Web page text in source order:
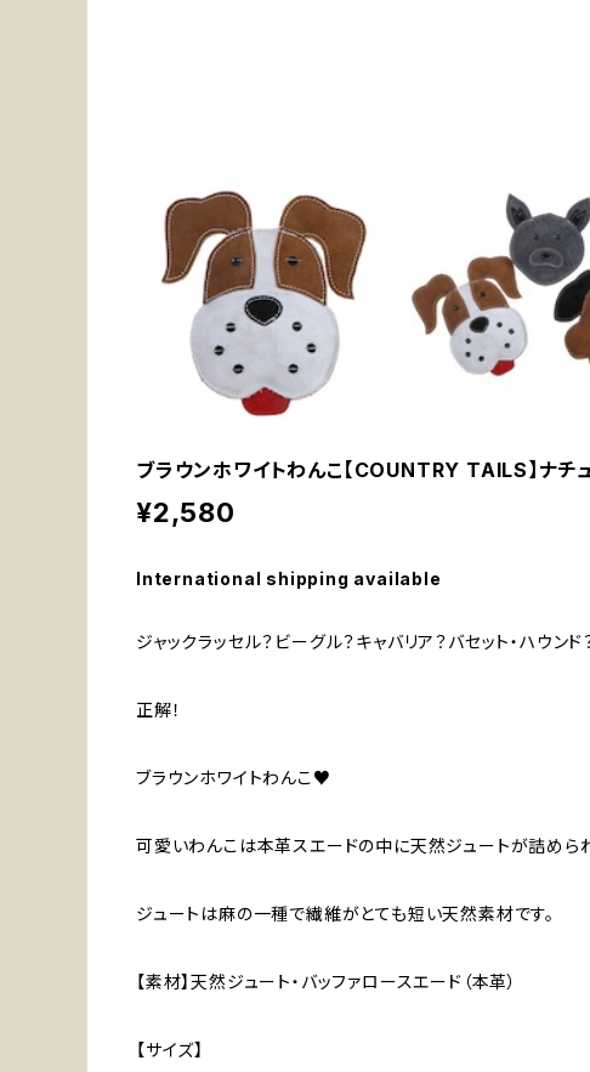
ブラウンホワイトわんこ【COUNTRY TAILS】ナ
¥2,580
International shipping available
ジャックラッセル？ビーグル？キャバリア？バセット・ハウンド
正解！
ブラウンホワイトわんこ♥
可愛いわんこは本革スエードの中に天然ジュートが詰めら
ジュートは麻の一種で繊維がとても短い天然素材です。
【素材】天然ジュート・バッファロースエード（本革）
【サイズ】